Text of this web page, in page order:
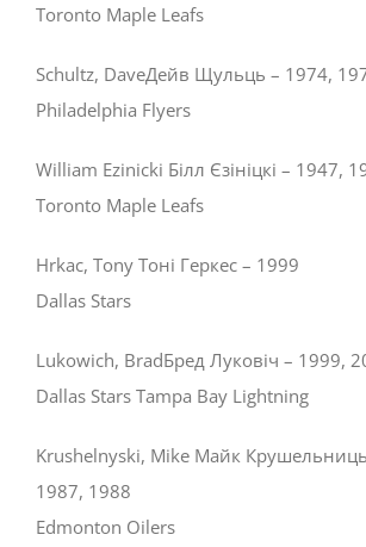
Toronto Maple Leafs
Schultz, DaveДейв Щульць – 1974,
Philadelphia Flyers
William Ezinicki Білл Єзініцкі – 1947,
Toronto Maple Leafs
Hrkac, Tony Тоні Геркес – 1999
Dallas Stars
Lukowich, BradБред Луковіч – 1999,
Dallas Stars Tampa Bay Lightning
Krushelnyski, Mike Майк
1987, 1988
Edmonton Oilers